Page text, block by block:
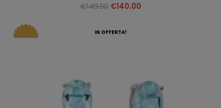
€149.00 €140.00
IN OFFERTA!